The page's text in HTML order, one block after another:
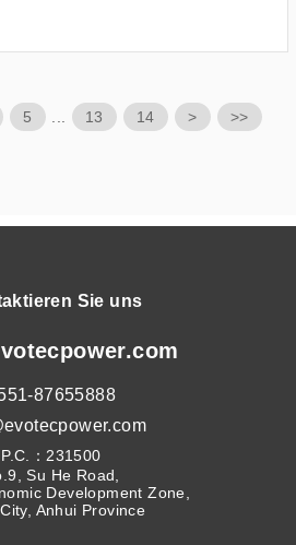
5 13 14 > >>
Sie uns
87655888
P.C.：231500
Su He Road,
Development Zone,
Anhui Province